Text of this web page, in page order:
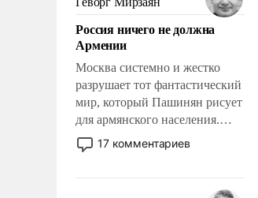
означает многолетний период
уязвимости США, например,
перед Китаем.
Россия ничего не должна
Армении
Москва системно и жестко
разрушает тот фантастический
мир, который Пашинян рисует
для армянского населения.
Мир, где политические
прожекты будут безусловно
17 комментариев